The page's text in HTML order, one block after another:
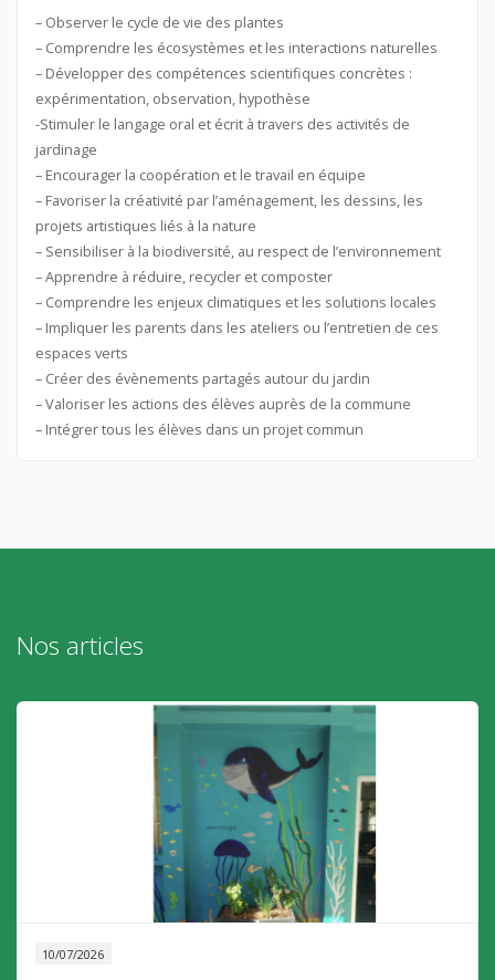
– Observer le cycle de vie des plantes
– Comprendre les écosystèmes et les interactions naturelles
– Développer des compétences scientifiques concrètes :
expérimentation, observation, hypothèse
-Stimuler le langage oral et écrit à travers des activités de
jardinage
– Encourager la coopération et le travail en équipe
– Favoriser la créativité par l’aménagement, les dessins, les
projets artistiques liés à la nature
– Sensibiliser à la biodiversité, au respect de l’environnement
– Apprendre à réduire, recycler et composter
– Comprendre les enjeux climatiques et les solutions locales
– Impliquer les parents dans les ateliers ou l’entretien de ces
espaces verts
– Créer des évènements partagés autour du jardin
– Valoriser les actions des élèves auprès de la commune
– Intégrer tous les élèves dans un projet commun
Nos articles
10/07/2026